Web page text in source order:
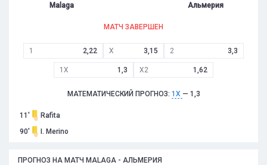
Malaga Альмерия
МАТЧ ЗАВЕРШЕН
1 2,22 X 3,15 2 3,3
1X 1,3 X2 1,62
МАТЕМАТИЧЕСКИЙ ПРОГНОЗ: 1X — 1,3
11'
Rafita
90'
I. Merino
ПРОГНОЗ НА МАТЧ MALAGA - АЛЬМЕРИЯ